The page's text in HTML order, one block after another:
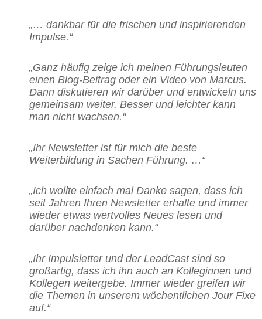
„… dankbar für die frischen und inspirierenden
Impulse.“
„Ganz häufig zeige ich meinen Führungsleuten
einen Blog-Beitrag oder ein Video von Marcus.
Dann diskutieren wir darüber und entwickeln uns
gemeinsam weiter. Besser und leichter kann
man nicht wachsen.“
„Ihr Newsletter ist für mich die beste
Weiterbildung in Sachen Führung. …“
„Ich wollte einfach mal Danke sagen, dass ich
seit Jahren Ihren Newsletter erhalte und immer
wieder etwas wertvolles Neues lesen und
darüber nachdenken kann.“
„Ihr Impulsletter und der LeadCast sind so
großartig, dass ich ihn auch an Kolleginnen und
Kollegen weitergebe. Immer wieder greifen wir
die Themen in unserem wöchentlichen Jour Fixe
auf.“